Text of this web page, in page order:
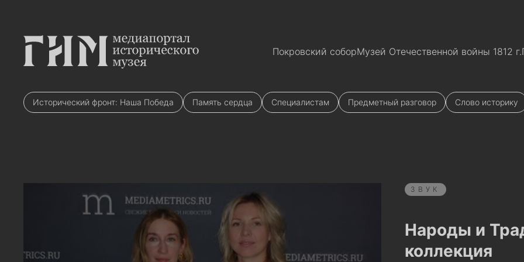
Покровский соборМузей Отечественной войны 1812 г.
Исторический фронт: Наша Победа Память сердца Специалистам Предметный разговор Слово историку
ЗВУК
Народы и
коллекция